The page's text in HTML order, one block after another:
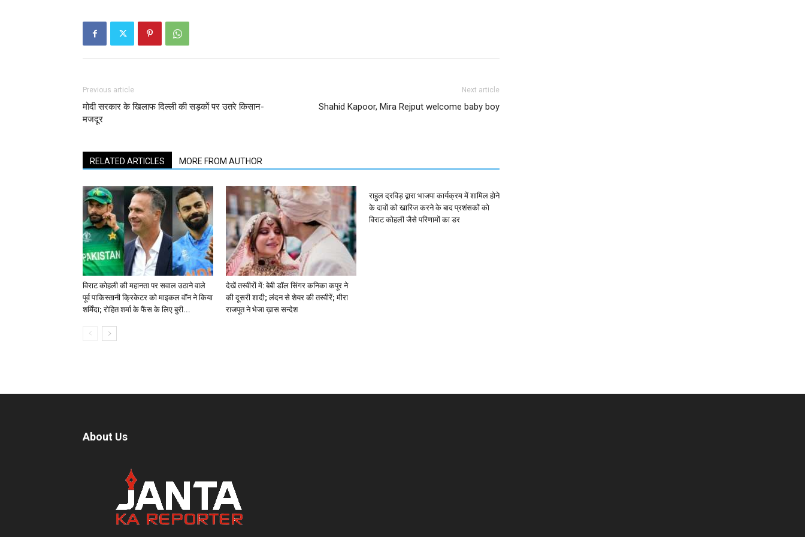
Previous article
मोदी सरकार के खिलाफ दिल्ली की सड़कों पर उतरे किसान-
मजदूर
Next article
Shahid Kapoor, Mira Rejput welcome baby boy
RELATED ARTICLES MORE FROM AUTHOR
विराट कोहली की महानता पर सवाल उठाने वाले
पूर्व पाकिस्तानी क्रिकेटर को माइकल वॉन ने किया
शर्मिंदा; रोहित शर्मा के फैंस के लिए बुरी...
देखें तस्वीरों में: बेबी डॉल सिंगर कनिका कपूर ने
की दूसरी शादी; लंदन से शेयर की तस्वीरें; मीरा
राजपूत ने भेजा ख़ास सन्देश
राहुल द्रविड़ द्वारा भाजपा कार्यक्रम में शामिल होने
के दावों को खारिज करने के बाद प्रशंसकों को
विराट कोहली जैसे परिणामों का डर
About Us